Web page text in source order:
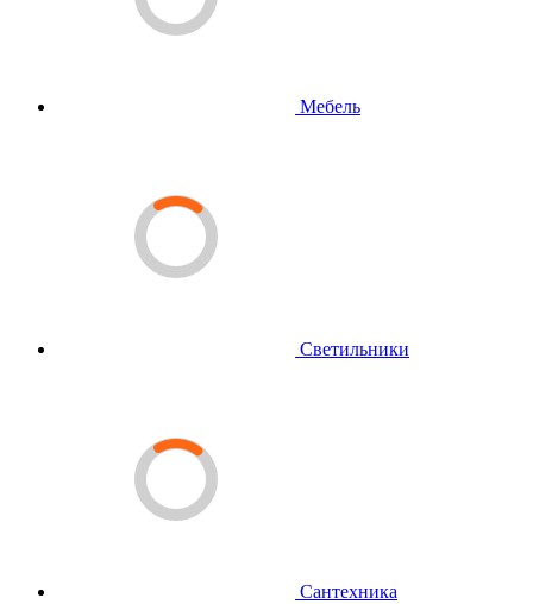
Мебель
Светильники
Сантехника